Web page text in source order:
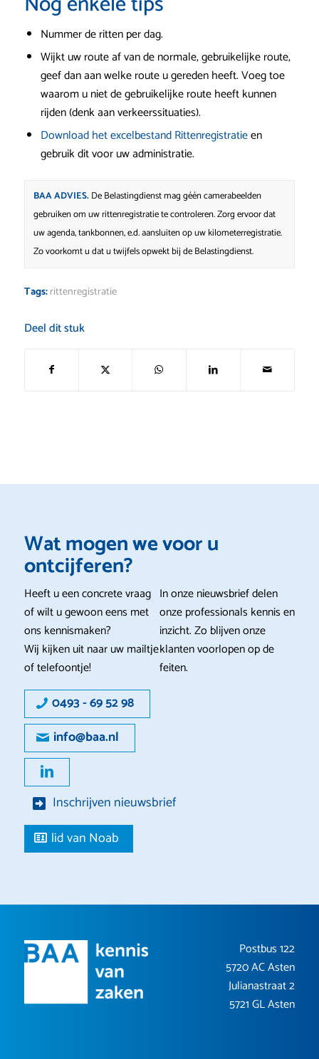
Nummer de ritten per dag.
Wijkt uw route af van de normale, gebruikelijke route,
geef dan aan welke route u gereden heeft. Voeg toe
waarom u niet de gebruikelijke route heeft kunnen
rijden (denk aan verkeerssituaties).
Download het excelbestand Rittenregistratieen
gebruik dit voor uw administratie.
BAA ADVIES.De Belastingdienst mag géén camerabeelden
gebruiken om uw rittenregistratie te controleren. Zorg ervoor dat
uw agenda, tankbonnen, e.d. aansluiten op uw kilometerregistratie.
Zo voorkomt u dat u twijfels opwekt bij de Belastingdienst.
Tags:rittenregistratie
Deel dit stuk
Wat mogen we voor u
ontcijferen?
Heeft u een concrete vraag
of wilt u gewoon eens met
ons kennismaken?
Wij kijken uit naar uw mailtje
of telefoontje!
In onze nieuwsbrief delen
onze professionals kennis en
inzicht. Zo blijven onze
klanten voorlopen op de
feiten.
0493 - 69 52 98
info@baa.nl
Inschrijven nieuwsbrief
lid van Noab
Postbus 122
5720 AC Asten
Julianastraat 2
5721 GL Asten